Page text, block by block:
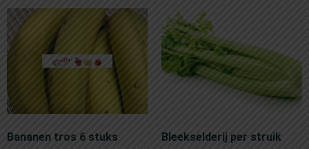
Bananen tros 6 stuks Bleekselderij per struik